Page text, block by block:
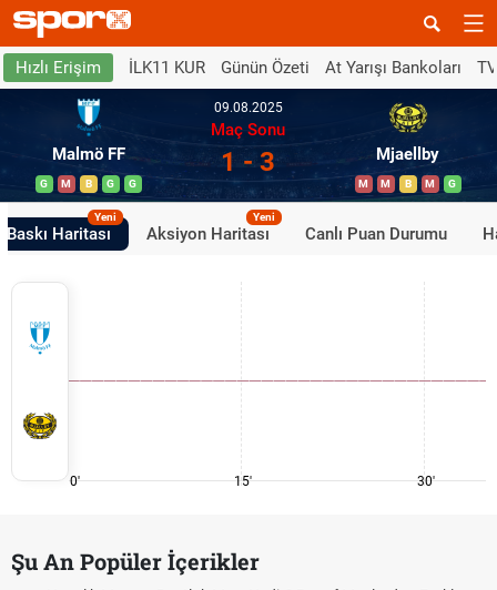
Hızlı Erişim İLK11 KUR Günün Özeti At Yarışı Bankoları
Malmö FF
G M B G G
09.08.2025
Maç Sonu
1 - 3 Mjaellby
M M B M G
Baskı Haritası
Yeni
Aksiyon Haritası
Yeni
Canlı Puan Durumu
0' 15' 30'
Şu An Popüler İçerikler